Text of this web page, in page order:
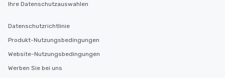
Ihre Datenschutzauswahlen
Datenschutzrichtlinie
Produkt-Nutzungsbedingungen
Website-Nutzungsbedingungen
Werben Sie bei uns